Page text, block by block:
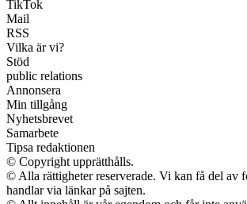
TikTok
Mail
RSS
Vilka är vi?
Stöd
public relations
Annonsera
Min tillgång
Nyhetsbrevet
Samarbete
Tipsa redaktionen
© Copyright upprätthålls.
© Alla rättigheter reserverade. Vi kan få del av
handlar via länkar på sajten.